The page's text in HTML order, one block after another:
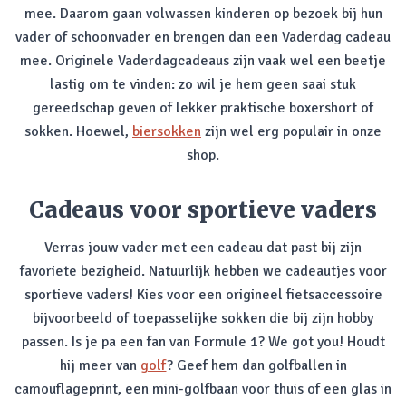
mee. Daarom gaan volwassen kinderen op bezoek bij hun
vader of schoonvader en brengen dan een Vaderdag cadeau
mee. Originele Vaderdagcadeaus zijn vaak wel een beetje
lastig om te vinden: zo wil je hem geen saai stuk
gereedschap geven of lekker praktische boxershort of
sokken. Hoewel, biersokken zijn wel erg populair in onze
shop.
Cadeaus voor sportieve vaders
Verras jouw vader met een cadeau dat past bij zijn
favoriete bezigheid. Natuurlijk hebben we cadeautjes voor
sportieve vaders! Kies voor een origineel fietsaccessoire
bijvoorbeeld of toepasselijke sokken die bij zijn hobby
passen. Is je pa een fan van Formule 1? We got you! Houdt
hij meer van golf? Geef hem dan golfballen in
camouflageprint, een mini-golfbaan voor thuis of een glas in